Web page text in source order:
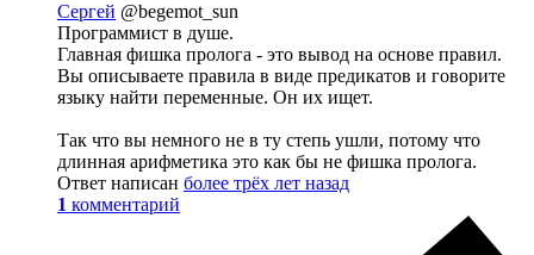
Сергей @begemot_sun
Программист в душе.
Главная фишка пролога - это вывод на основе правил.
Вы описываете правила в виде предикатов и говорите
языку найти переменные. Он их ищет.
Так что вы немного не в ту степь ушли, потому что
длинная арифметика это как бы не фишка пролога.
Ответ написан более трёх лет назад
1 комментарий